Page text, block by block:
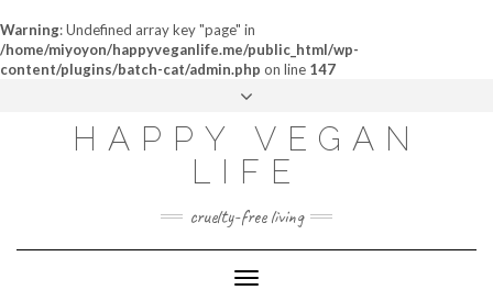
Warning: Undefined array key "page" in
/home/miyoyon/happyveganlife.me/public_html/wp-
content/plugins/batch-cat/admin.php on line 147
ABOUT
MY STORY
CONTACT
HAPPY VEGAN
LIFE
cruelty-free living
Toggle